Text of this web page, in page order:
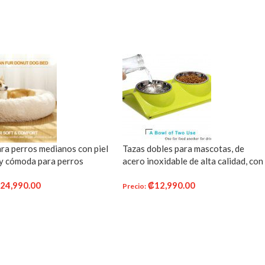
perros medianos con piel
cómoda para perros
gatos, cama redonda,
24,990.00
Tazas dobles para mascotas, de
acero inoxidable de alta calidad, con
agua y alimento, para perros y
Precio: ₡12,990.00